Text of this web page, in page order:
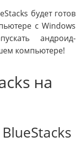
будет готов
с Windows
андроид-
компьютере!
на